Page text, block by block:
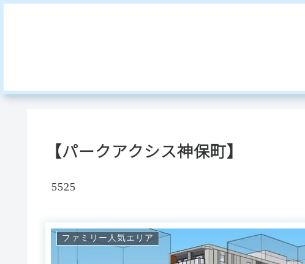
【パークアクシス神保町】
5525
ファミリー人気エリア